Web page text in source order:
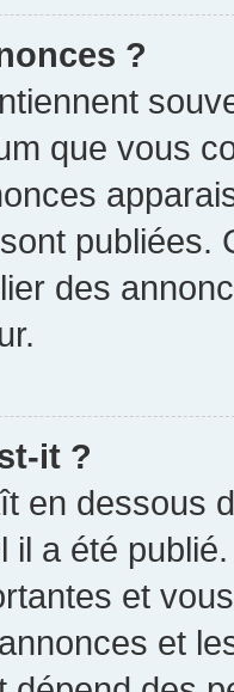
?
que vous
publiées.
des
it ?
en dessous
il a été
et
et